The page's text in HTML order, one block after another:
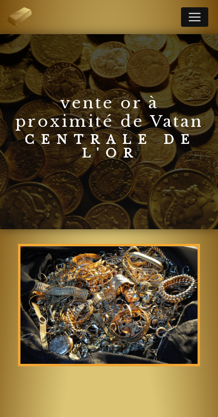
vente or à
proximité de Vatan
CENTRALE DE
L'OR
Panneau de gestion des cookies